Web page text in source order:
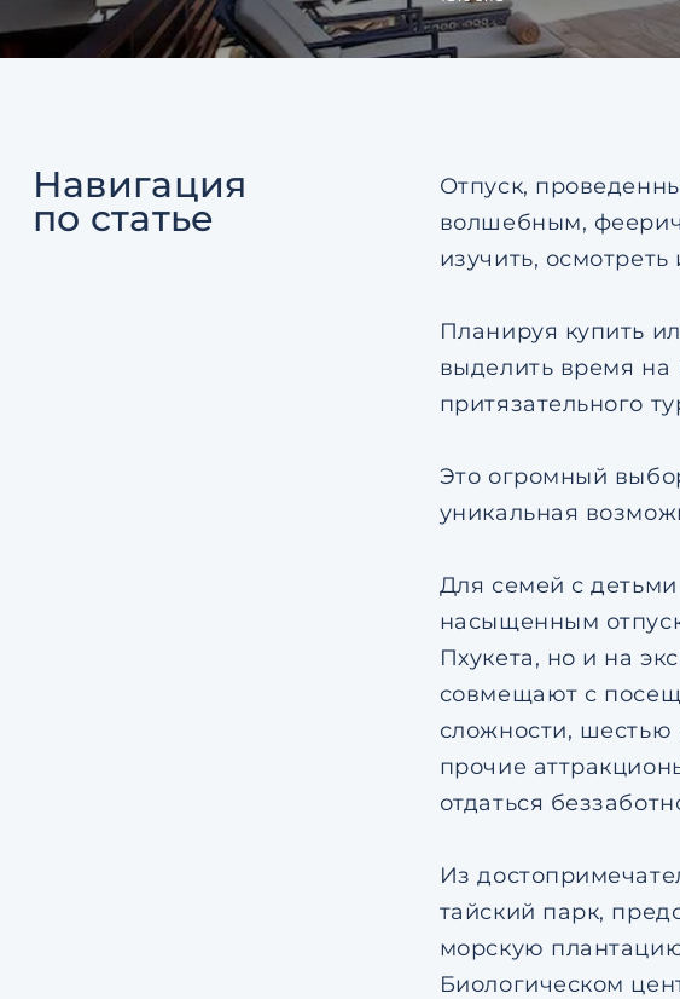
Навигация
по статье
Отпуск,
волшебным,
изучить,
Планируя купить
выделить время на
притязательного
Это огромный
уникальная
Для семей с
насыщенным
Пхукета, но и на
совмещают с
сложности,
прочие
отдаться
Из
тайский парк,
морскую
Биологическом